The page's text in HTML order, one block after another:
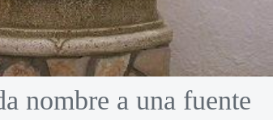
nombre a una fuente